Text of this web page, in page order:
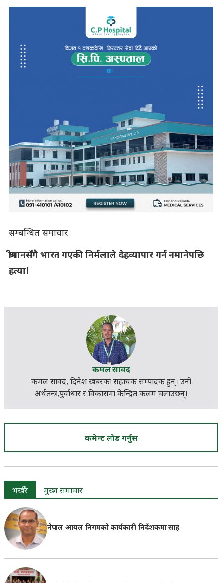
सम्बन्धित समाचार
श्रीमानसँगै भारत गएकी निर्मलाले देहव्यापार गर्न नमानेपछि
हत्या!
कमल सावद
कमल सावद, दिनेश खबरकासहायक सम्पादकहुन्। उनी
अर्थतन्त्र,पुर्वाधार र विकासमा केन्द्रित कलम चलाउछन्।
कमेन्ट लोड गर्नुस
भर्खरै मुख्य समाचार
नेपाल आयल निगमको कार्यकारी निर्देशकमा साह